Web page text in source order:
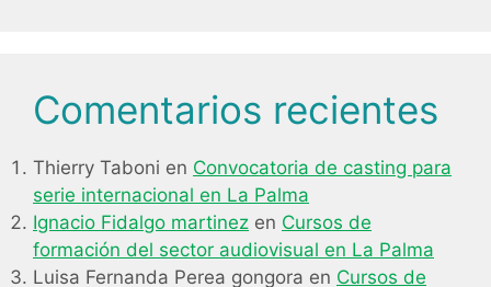
Comentarios recientes
Thierry Taboni en Convocatoria de casting para
serie internacional en La Palma
Ignacio Fidalgo martinez en Cursos de
formación del sector audiovisual en La Palma
Luisa Fernanda Perea gongora en Cursos de